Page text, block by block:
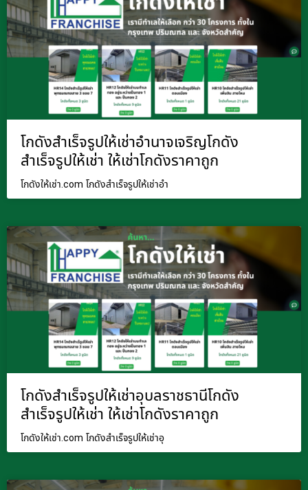
โกดังสำเร็จรูปให้เช่าอำนาจเจริญโกดัง
สำเร็จรูปให้เช่า ให้เช่าโกดังราคาถูก
โกดังให้เช่า.com โกดังสำเร็จรูปให้เช่าอำ
โกดังสำเร็จรูปให้เช่าอุบลราชธานีโกดัง
สำเร็จรูปให้เช่า ให้เช่าโกดังราคาถูก
โกดังให้เช่า.com โกดังสำเร็จรูปให้เช่าอุ